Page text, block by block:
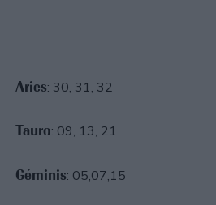
Aries: 30, 31, 32
Tauro: 09, 13, 21
Géminis: 05,07,15